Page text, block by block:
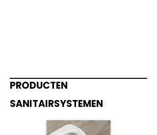
PRODUCTEN
SANITAIRSYSTEMEN